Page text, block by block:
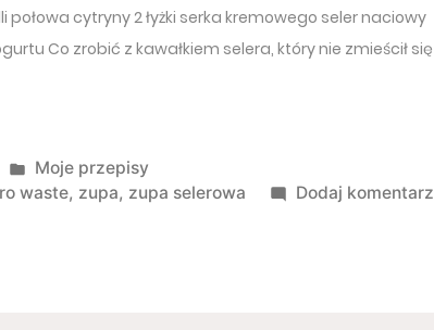
połowa cytryny 2 łyżki serka kremowego seler naciowy
Co zrobić z kawałkiem selera, który nie zmieścił się
Opublikowano w
Moje przepisy
waste, zupa, zupa selerowa Dodaj komentarz